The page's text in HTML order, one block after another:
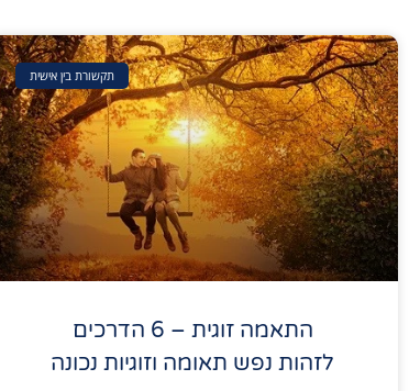
תקשורת בין אישית
התאמה זוגית – 6 הדרכים
לזהות נפש תאומה וזוגיות נכונה